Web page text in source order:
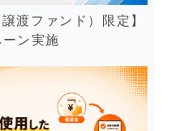
譲渡ファンド）限定】
ン実施